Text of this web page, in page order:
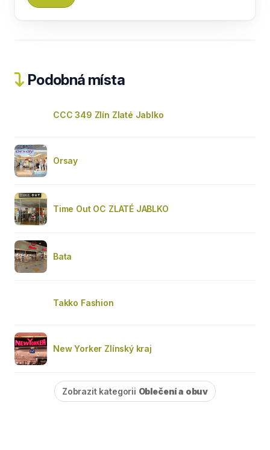
Podobná místa
CCC 349 Zlín Zlaté Jablko
Orsay
Time Out OC ZLATÉ JABLKO
Bata
Takko Fashion
New Yorker Zlínský kraj
Zobrazit kategorii Oblečení a obuv